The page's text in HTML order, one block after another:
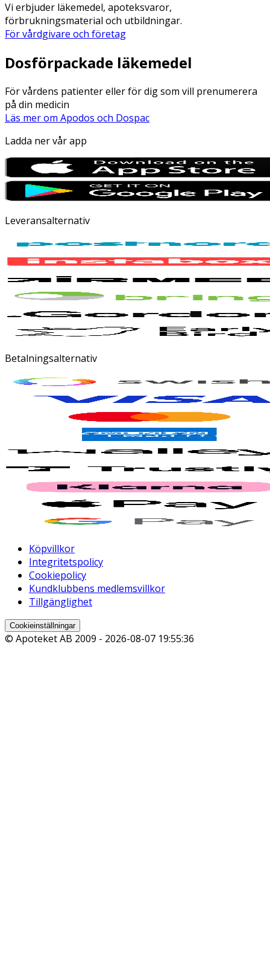
Vi erbjuder läkemedel, apoteksvaror,
förbrukningsmaterial och utbildningar.
För vårdgivare och företag
Dosförpackade läkemedel
För vårdens patienter eller för dig som vill prenumerera
på din medicin
Läs mer om Apodos och Dospac
Ladda ner vår app
Leveransalternativ
Betalningsalternativ
Köpvillkor
Integritetspolicy
Cookiepolicy
Kundklubbens medlemsvillkor
Tillgänglighet
Cookieinställningar
© Apoteket AB 2009 - 2026-08-07 19:55:36